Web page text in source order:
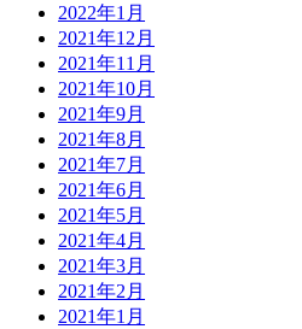
2022年1月
2021年12月
2021年11月
2021年10月
2021年9月
2021年8月
2021年7月
2021年6月
2021年5月
2021年4月
2021年3月
2021年2月
2021年1月